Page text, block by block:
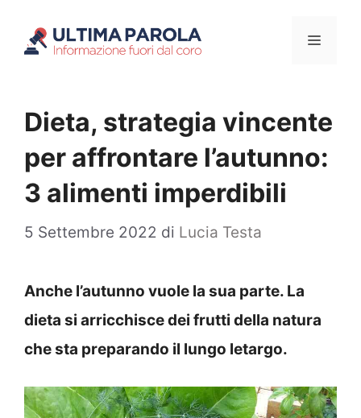
Menu
Dieta, strategia vincente
per affrontare l’autunno:
3 alimenti imperdibili
5 Settembre 2022 di Lucia Testa
Anche l’autunno vuole la sua parte. La
dieta si arricchisce dei frutti della natura
che sta preparando il lungo letargo.